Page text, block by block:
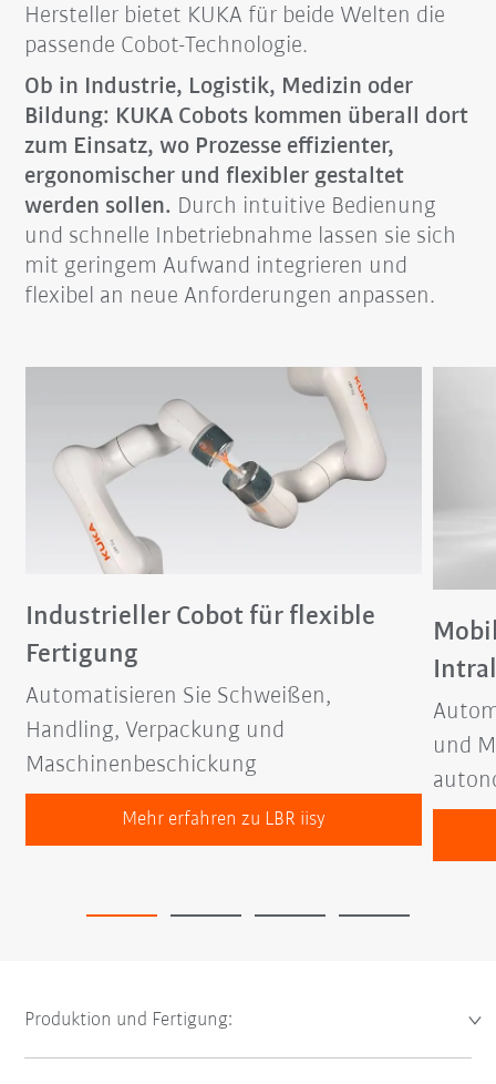
Hersteller bietet KUKA für beide Welten die
passende Cobot-Technologie.
Ob in Industrie, Logistik, Medizin oder
Bildung: KUKA Cobots kommen überall dort
zum Einsatz, wo Prozesse effizienter,
ergonomischer und flexibler gestaltet
werden sollen. Durch intuitive Bedienung
und schnelle Inbetriebnahme lassen sie sich
mit geringem Aufwand integrieren und
flexibel an neue Anforderungen anpassen.
Industrieller Cobot für flexible
Fertigung
Automatisieren Sie Schweißen,
Handling, Verpackung und
Maschinenbeschickung
Mehr erfahren zu LBR iisy
und
Produktion und Fertigung: